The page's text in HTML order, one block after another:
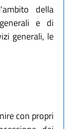
della
e di
generali, le
con propri